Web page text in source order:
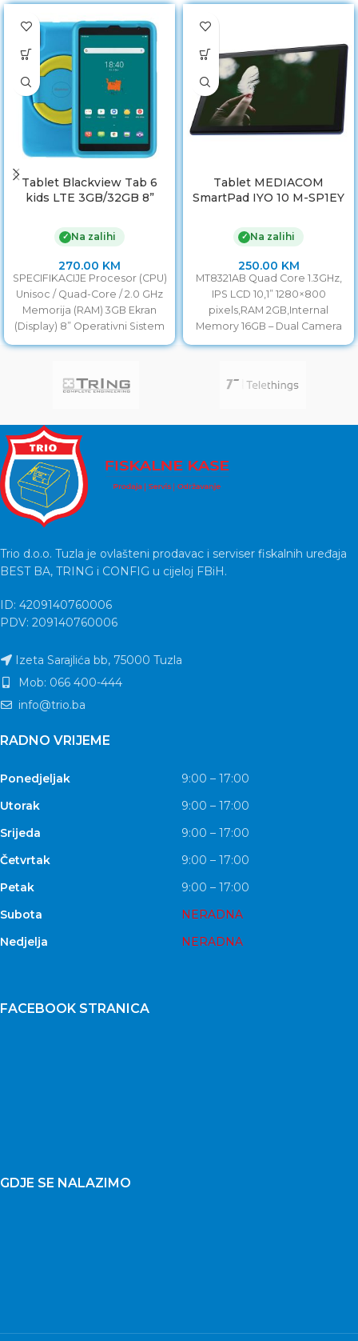
Tablet Blackview Tab 6
kids LTE 3GB/32GB 8”
✓ Na zalihi
270.00 KM
SPECIFIKACIJE Procesor (CPU)
Unisoc / Quad-Core / 2.0 GHz
Memorija (RAM) 3GB Ekran
(Display) 8” Operativni Sistem
Android 11 Pohrana
Tablet MEDIACOM
SmartPad IYO 10 M-SP1EY
✓ Na zalihi
250.00 KM
MT8321AB Quad Core 1.3GHz,
IPS LCD 10,1” 1280×800
pixels,RAM 2GB,Internal
Memory 16GB – Dual Camera
0.3MP / 2MP, WiFi –
Trio d.o.o. Tuzla je ovlašteni prodavac i serviser fiskalnih uređaja
BEST BA, TRING i CONFIG u cijeloj FBiH.
ID: 4209140760006
PDV: 209140760006
Izeta Sarajlića bb, 75000 Tuzla
Mob: 066 400-444
info@trio.ba
RADNO VRIJEME
Ponedjeljak
9:00 – 17:00
Utorak
9:00 – 17:00
Srijeda
9:00 – 17:00
Četvrtak
9:00 – 17:00
Petak
9:00 – 17:00
Subota
NERADNA
Nedjelja
NERADNA
FACEBOOK STRANICA
GDJE SE NALAZIMO